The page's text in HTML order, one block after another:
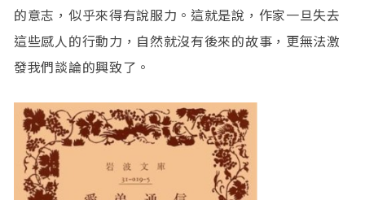
的意志，似乎來得有說服力。這就是說，作家一旦失去
這些感人的行動力，自然就沒有後來的故事，更無法激
發我們談論的興致了。